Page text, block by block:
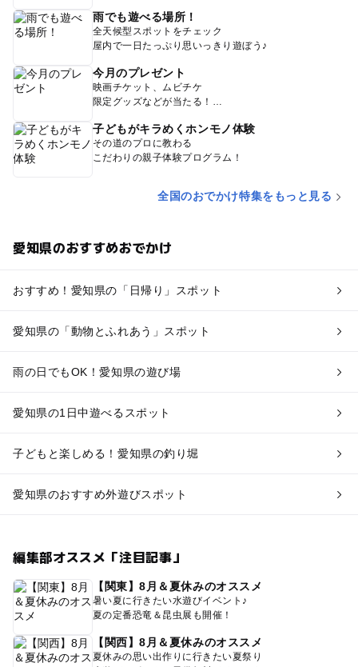
雨でも遊べる場所！
全天候型スポットをチェック
屋内で一日たっぷり思いっきり遊ぼう♪
今月のプレゼント
映画チケット、ムビチケ
限定グッズなどが当たる！
子どもがキラめくホンモノ体験
その道のプロに教わる
こだわりの親子体験プログラム！
全国のおでかけ特集をもっと見る
愛知県のおすすめおでかけ
おすすめ！愛知県の「日帰り」スポット
愛知県の「動物とふれあう」スポット
雨の日でもOK！愛知県の遊び場
愛知県の1日中遊べるスポット
子どもと楽しめる！愛知県の釣り堀
愛知県のおすすめ外遊びスポット
編集部オススメ「注目記事」
【関東】8月＆夏休みのオススメ
暑い夏に行きたい水遊びイベント♪
夏の定番恐竜＆昆虫展も開催！
【関西】8月＆夏休みのオススメ
夏休みの思い出作りに行きたい夏祭り